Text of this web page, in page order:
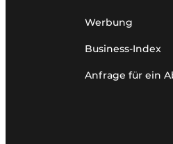
Werbung
Business-Index
Anfrage für ein